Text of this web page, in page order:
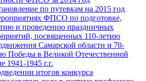
по путевкам на 2015 год
ФПСО по подготовке,
и проведению праздничных
посвященных 110-летию
Самарской области и 70-
Победы в Великой Отечественной
1941-1945 г.г.
итогов конкурса